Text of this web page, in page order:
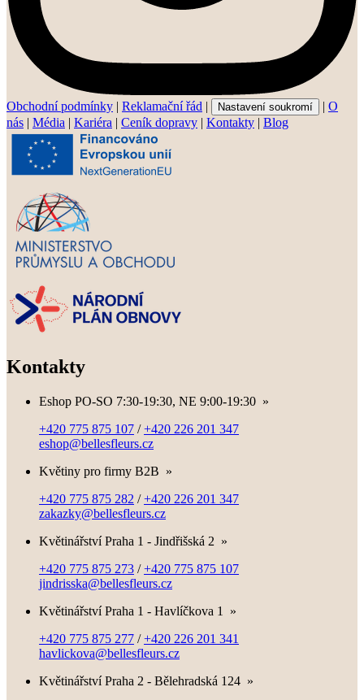
Obchodní podmínky | Reklamační řád | Nastavení soukromí | O
nás | Média | Kariéra | Ceník dopravy | Kontakty | Blog
Kontakty
Eshop PO-SO 7:30-19:30, NE 9:00-19:30 »
+420 775 875 107 /+420 226 201 347
eshop@bellesfleurs.cz
Květiny pro firmy B2B »
+420 775 875 282 /+420 226 201 347
zakazky@bellesfleurs.cz
Květinářství Praha 1 - Jindřišská 2 »
+420 775 875 273 /+420 775 875 107
jindrisska@bellesfleurs.cz
Květinářství Praha 1 - Havlíčkova 1
»
+420 775 875 277 /+420 226 201 341
havlickova@bellesfleurs.cz
Květinářství Praha 2 - Bělehradská 124 »